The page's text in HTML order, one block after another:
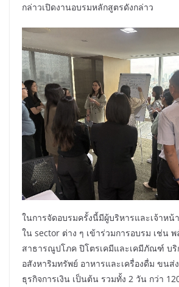
กล่าวเปิดงานอบรมหลักสูตรดังกล่าว
ในการจัดอบรมครั้งนี้มีผู้บริหารและเจ้าหน้
ใน sector ต่าง ๆ เข้าร่วมการอบรม เช่น
สาธารณูปโภค ปิโตรเคมีและเคมีภัณฑ์ บ
อสังหาริมทรัพย์ อาหารและเครื่องดื่ม ขนส่
ธุรกิจการเงิน เป็นต้น รวมทั้ง 2 วัน กว่า